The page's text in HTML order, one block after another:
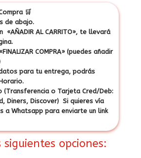
🛒
de abajo.
«AÑADIR AL CARRITO», te llevará
COMPRA» (puedes añadir
para tu entrega, podrás
(Transferencia o Tarjeta Cred/Deb:
Diners, Discover) Si quieres vía
a Whatsapp para enviarte un link
opciones: